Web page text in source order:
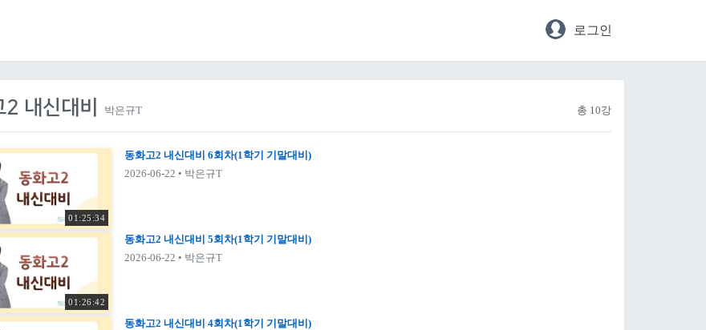
로그인
내신대비 박은규T 총 10강
01:25:34
동화고2 내신대비 6회차(1학기 기말대비)
2026-06-22 • 박은규T
01:26:42
동화고2 내신대비 5회차(1학기 기말대비)
2026-06-22 • 박은규T
동화고2 내신대비 4회차(1학기 기말대비)